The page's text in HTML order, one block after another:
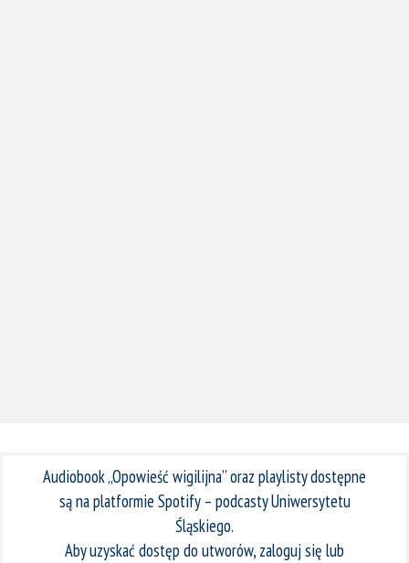
Audiobook „Opowieść wigilijna” oraz playlisty dostępne
są na platformie Spotify – podcasty Uniwersytetu
Śląskiego.
Aby uzyskać dostęp do utworów, zaloguj się lub